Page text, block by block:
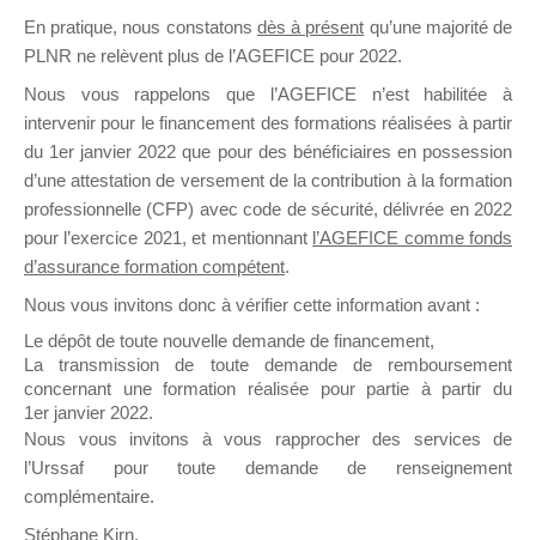
il y a un mois
Ce groupe est destiné aux Organismes de
Formation qui souhaitent répondre à l’Appel à
Propositions Mallette du Dirigeant.
Ce groupe propose un forum dédié au support
sur lequel il est possible de laisser un message
ou poser une question.
NB : Il est nécessaire d’être
pouvoir rejoindre ce groupe
En pratique, nous constatons dès à présent qu’une majorité de
PLNR ne relèvent plus de l’AGEFICE pour 2022.
Nous vous rappelons que l’AGEFICE n’est habilitée à
intervenir pour le financement des formations réalisées à partir
du 1er janvier 2022 que pour des bénéficiaires en possession
d’une attestation de versement de la contribution à la formation
professionnelle (CFP) avec code de sécurité, délivrée en 2022
pour l’exercice 2021, et mentionnant l’AGEFICE comme fonds
d’assurance formation compétent.
Nous vous invitons donc à vérifier cette information avant :
Le dépôt de toute nouvelle demande de financement,
La transmission de toute demande de remboursement
concernant une formation réalisée pour partie à partir du
1er janvier 2022.
Nous vous invitons à vous rapprocher des services de
l’Urssaf pour toute demande de renseignement
complémentaire.
Stéphane Kirn,